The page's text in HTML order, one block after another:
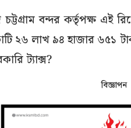
চট্টগ্রাম বন্দর কর্তৃপক্ষ
২৬ লাখ ৯৪ হাজার
ট্যাক্স?
বিজ্ঞাপন